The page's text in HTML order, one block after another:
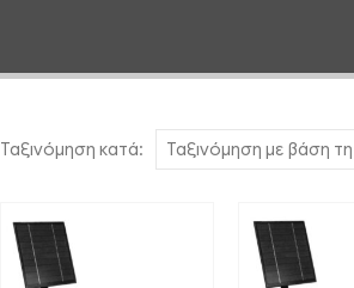
Ταξινόμηση κατά: